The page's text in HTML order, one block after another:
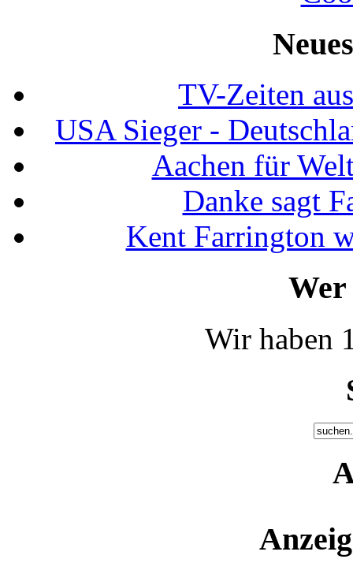
TV-Zeiten
USA Sieger -
Aachen für
Danke sagt
Kent Farrington
Wir haben